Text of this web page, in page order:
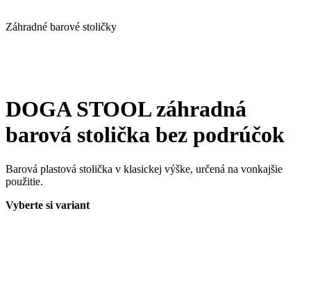
Záhradné barové stoličky
DOGA STOOL záhradná
barová stolička bez podrúčok
Barová plastová stolička v klasickej výške, určená na vonkajšie
použitie.
Vyberte si variant